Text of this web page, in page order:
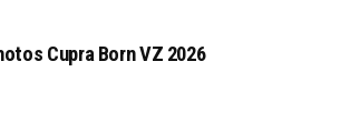
Cupra Born VZ 2026